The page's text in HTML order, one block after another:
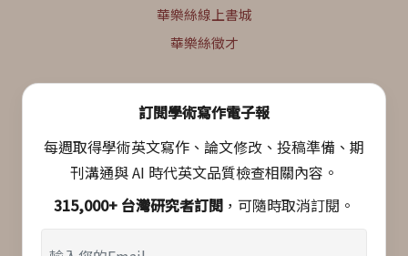
華樂絲線上書城
華樂絲徵才
訂閱學術寫作電子報
每週取得學術英文寫作、論文修改、投稿準備、期
刊溝通與 AI 時代英文品質檢查相關內容。
315,000+ 台灣研究者訂閱 ，可隨時取消訂閱。